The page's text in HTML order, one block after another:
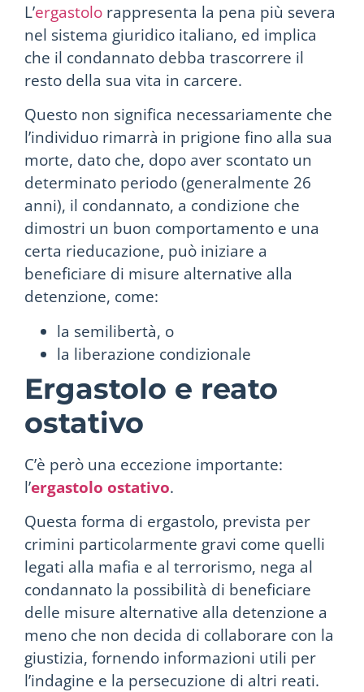
L’ergastolo rappresenta la pena più severa
nel sistema giuridico italiano, ed implica
che il condannato debba trascorrere il
resto della sua vita in carcere.
Questo non significa necessariamente che
l’individuo rimarrà in prigione fino alla sua
morte, dato che, dopo aver scontato un
determinato periodo (generalmente 26
anni), il condannato, a condizione che
dimostri un buon comportamento e una
certa rieducazione, può iniziare a
beneficiare di misure alternative alla
detenzione, come:
la semilibertà, o
la liberazione condizionale
Ergastolo e reato
ostativo
C’è però una eccezione importante:
l’ergastolo ostativo.
Questa forma di ergastolo, prevista per
crimini particolarmente gravi come quelli
legati alla mafia e al terrorismo, nega al
condannato la possibilità di beneficiare
delle misure alternative alla detenzione a
meno che non decida di collaborare con la
giustizia, fornendo informazioni utili per
l’indagine e la persecuzione di altri reati.